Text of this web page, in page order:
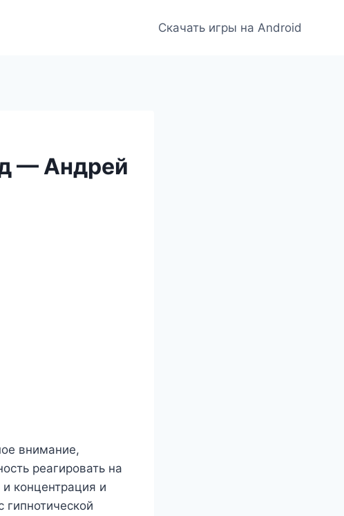
Скачать игры на Android
— Андрей
внимание,
реагировать на
концентрация и